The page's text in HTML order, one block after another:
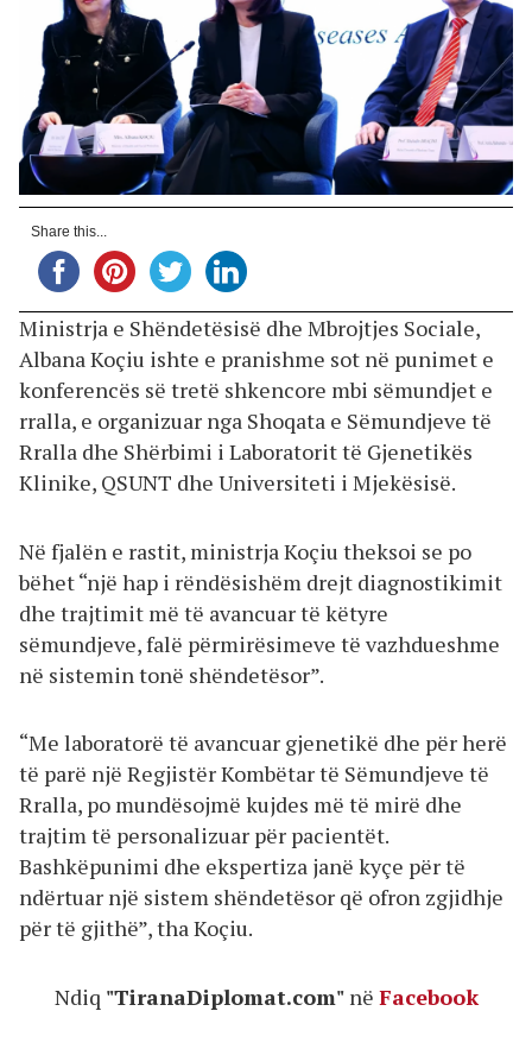
Share this...
Ministrja e Shëndetësisë dhe Mbrojtjes Sociale,
Albana Koçiu ishte e pranishme sot në punimet e
konferencës së tretë shkencore mbi sëmundjet e
rralla, e organizuar nga Shoqata e Sëmundjeve të
Rralla dhe Shërbimi i Laboratorit të Gjenetikës
Klinike, QSUNT dhe Universiteti i Mjekësisë.
Në fjalën e rastit, ministrja Koçiu theksoi se po
bëhet “një hap i rëndësishëm drejt diagnostikimit
dhe trajtimit më të avancuar të këtyre
sëmundjeve, falë përmirësimeve të vazhdueshme
në sistemin tonë shëndetësor”.
“Me laboratorë të avancuar gjenetikë dhe për herë
të parë një Regjistër Kombëtar të Sëmundjeve të
Rralla, po mundësojmë kujdes më të mirë dhe
trajtim të personalizuar për pacientët.
Bashkëpunimi dhe ekspertiza janë kyçe për të
ndërtuar një sistem shëndetësor që ofron zgjidhje
për të gjithë”, tha Koçiu.
Ndiq "TiranaDiplomat.com" në Facebook